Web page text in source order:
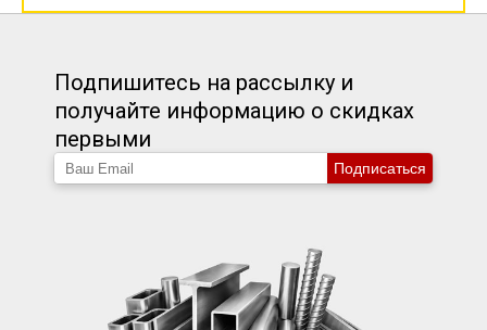
Подпишитесь на рассылку и
получайте информацию о скидках
первыми
Подписаться